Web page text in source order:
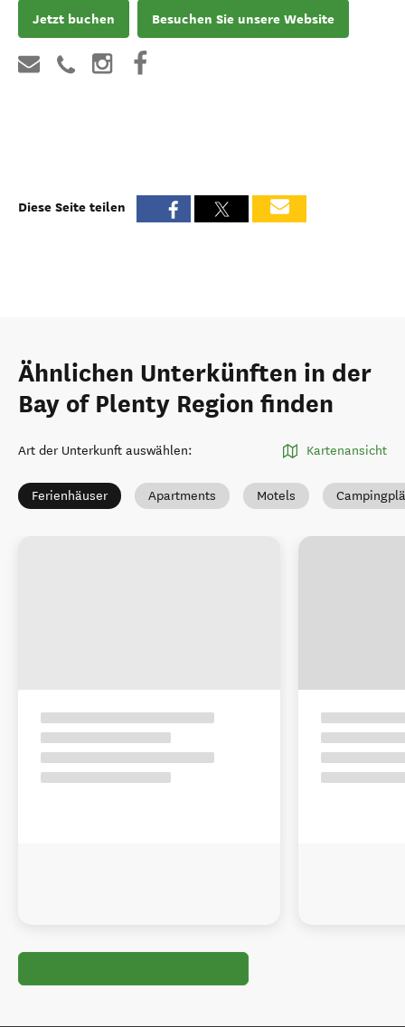
Jetzt buchen Besuchen Sie unsere Website
Diese Seite teilen
Ähnlichen Unterkünften in der
Bay of Plenty Region finden
Art der Unterkunft auswählen: Kartenansicht
Ferienhäuser Apartments Motels